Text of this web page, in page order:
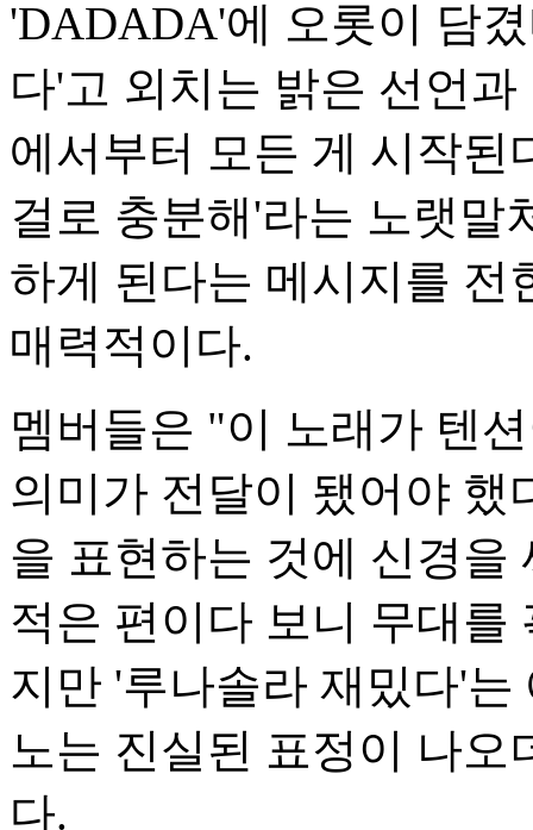
'DADADA'에 오롯이 담
다'고 외치는 밝은 선언
에서부터 모든 게 시작된
걸로 충분해'라는 노랫말
하게 된다는 메시지를 전
매력적이다.
멤버들은 "이 노래가 텐
의미가 전달이 됐어야 했
을 표현하는 것에 신경
적은 편이다 보니 무대를
지만 '루나솔라 재밌다'
노는 진실된 표정이 나
다.